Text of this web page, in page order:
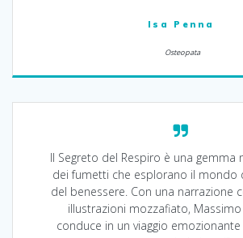
Isa Penna
Osteopata
Il Segreto del Respiro è una gemma
dei fumetti che esplorano il mondo
del benessere. Con una narrazione
illustrazioni mozzafiato, Massimo
conduce in un viaggio